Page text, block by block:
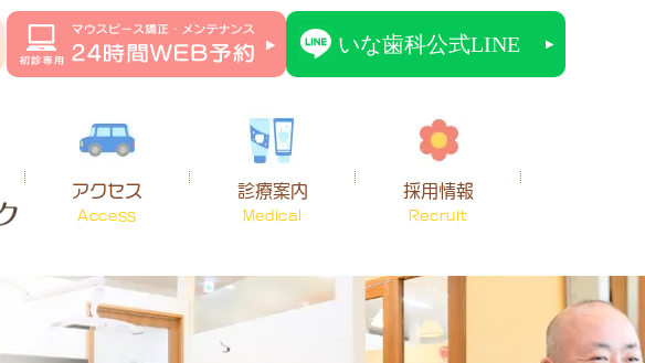
アクセス
Access
診療案内
Medical
採用情報
Recruit